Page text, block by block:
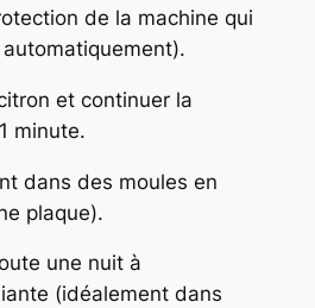
de la machine qui
et continuer la
minute.
dans des moules en
plaque).
une nuit à
(idéalement dans